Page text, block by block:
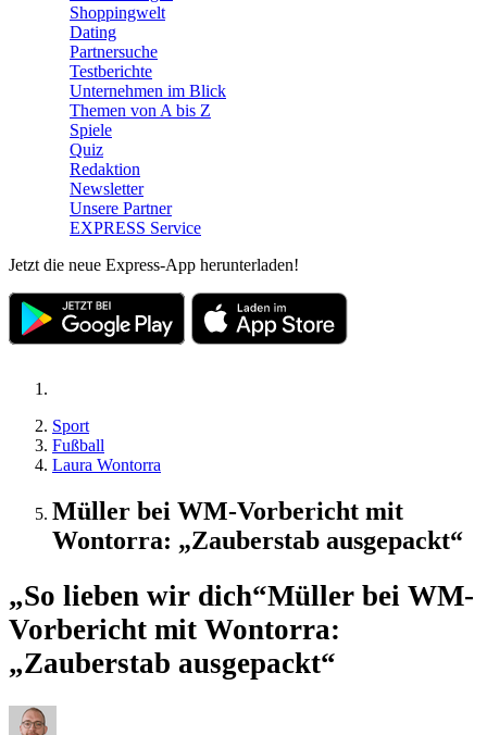
Shoppingwelt
Dating
Partnersuche
Testberichte
Unternehmen im Blick
Themen von A bis Z
Spiele
Quiz
Redaktion
Newsletter
Unsere Partner
EXPRESS Service
Jetzt die neue Express-App herunterladen!
Sport
Fußball
Laura Wontorra
Müller bei WM-Vorbericht mit
Wontorra: „Zauberstab ausgepackt“
„So lieben wir dich“Müller bei WM-
Vorbericht mit Wontorra:
„Zauberstab ausgepackt“